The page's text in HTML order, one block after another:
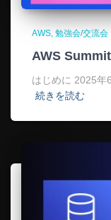
AWS 勉強会/交流会
AWS
はじめに 2025年
続きを読む